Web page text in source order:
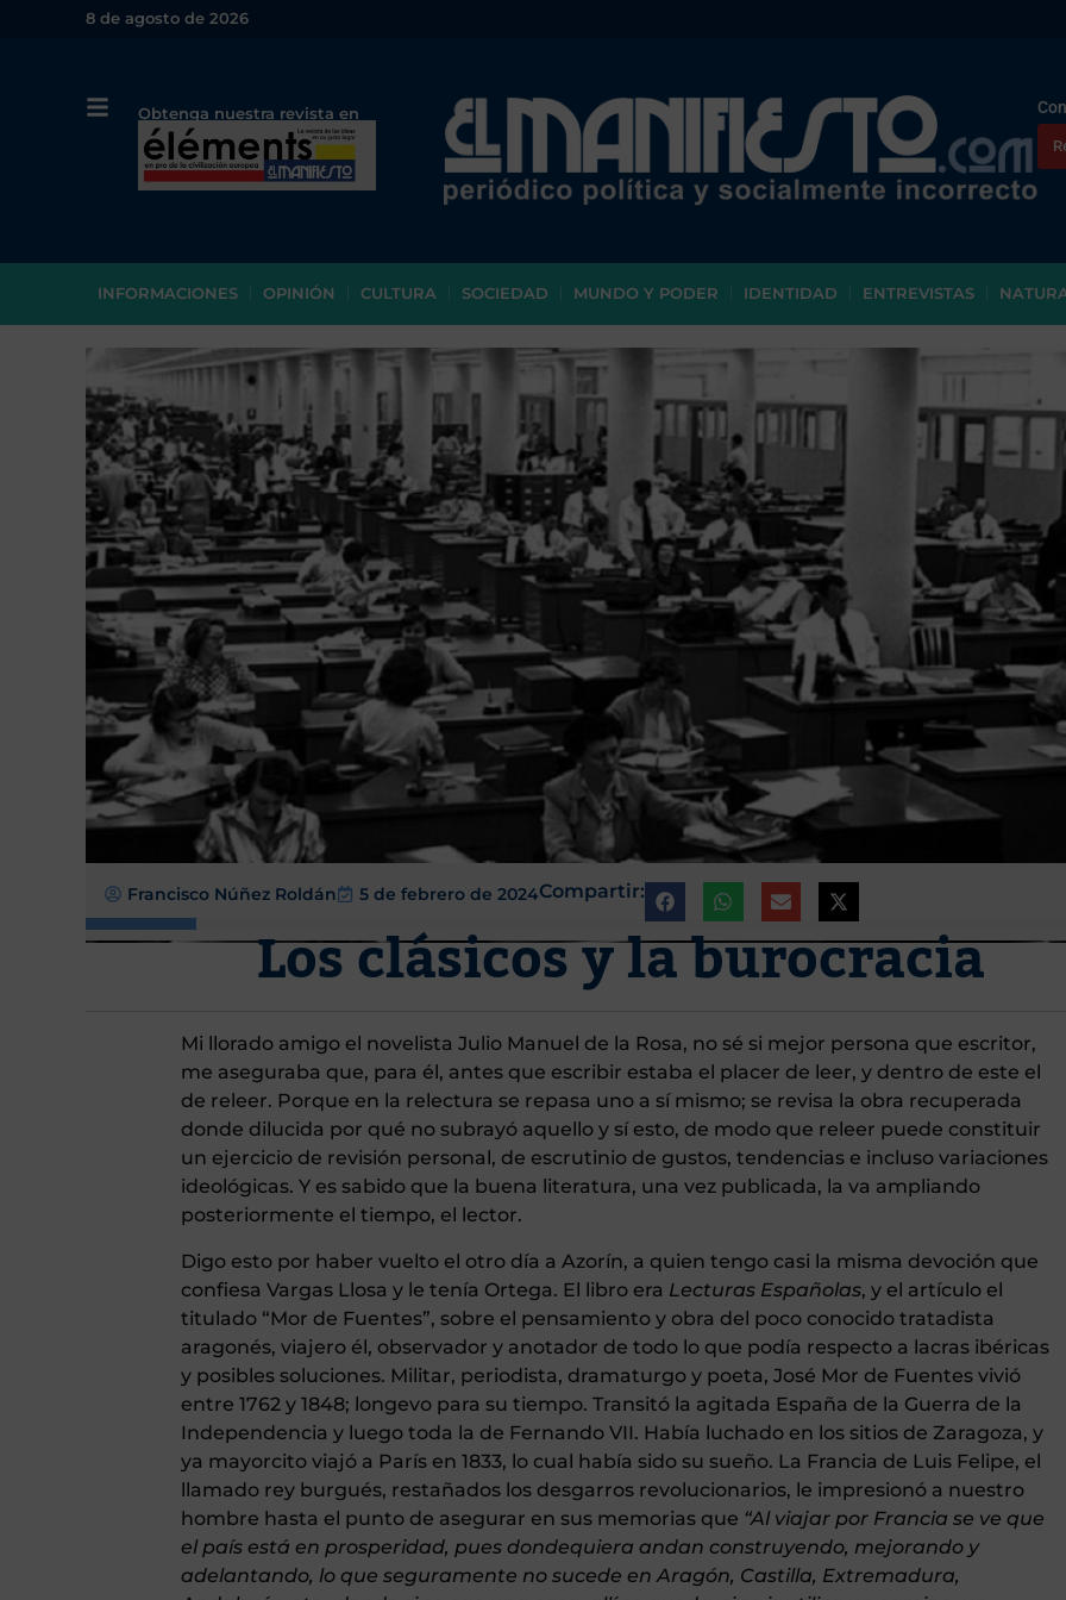
8 de agosto de 2026
Obtenga nuestra revista en
papel o en PDF
INFORMACIONES OPINIÓN CULTURA SOCIEDAD MUNDO Y PODER IDENTIDAD ENTREVISTAS
Francisco Núñez Roldán 5 de febrero de 2024Compartir:
Los clásicos y la burocracia
Mi llorado amigo el novelista Julio Manuel de la Rosa, no sé si mejor persona que escritor,
me aseguraba que, para él, antes que escribir estaba el placer de leer, y dentro de este el
de releer. Porque en la relectura se repasa uno a sí mismo; se revisa la obra recuperada
donde dilucida por qué no subrayó aquello y sí esto, de modo que releer puede constituir
un ejercicio de revisión personal, de escrutinio de gustos, tendencias e incluso variaciones
ideológicas. Y es sabido que la buena literatura, una vez publicada, la va ampliando
posteriormente el tiempo, el lector.
Digo esto por haber vuelto el otro día a Azorín, a quien tengo casi la misma devoción que
confiesa Vargas Llosa y le tenía Ortega. El libro era Lecturas Españolas, y el artículo el
titulado “Mor de Fuentes”, sobre el pensamiento y obra del poco conocido tratadista
aragonés, viajero él, observador y anotador de todo lo que podía respecto a lacras ibéricas
y posibles soluciones. Militar, periodista, dramaturgo y poeta, José Mor de Fuentes vivió
entre 1762 y 1848; longevo para su tiempo. Transitó la agitada España de la Guerra de la
Independencia y luego toda la de Fernando VII. Había luchado en los sitios de Zaragoza, y
ya mayorcito viajó a París en 1833, lo cual había sido su sueño. La Francia de Luis Felipe, el
llamado rey burgués, restañados los desgarros revolucionarios, le impresionó a nuestro
hombre hasta el punto de asegurar en sus memorias que “Al viajar por Francia se ve que
el país está en prosperidad, pues dondequiera andan construyendo, mejorando y
adelantando, lo que seguramente no sucede en Aragón, Castilla, Extremadura,